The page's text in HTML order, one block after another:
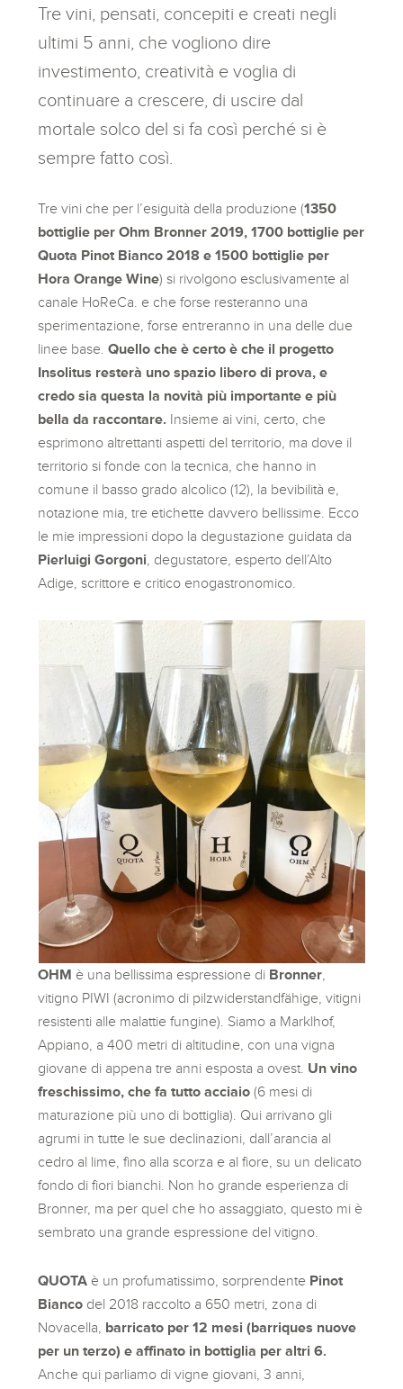
Tre vini, pensati, concepiti e creati negli
ultimi 5 anni, che vogliono dire
investimento, creatività e voglia di
continuare a crescere, di uscire dal
mortale solco del si fa così perché si è
sempre fatto così.
Tre vini che per l’esiguità della produzione (1350
bottiglie per Ohm Bronner 2019, 1700 bottiglie per
Quota Pinot Bianco 2018 e 1500 bottiglie per
Hora Orange Wine) si rivolgono esclusivamente al
canale HoReCa. e che forse resteranno una
sperimentazione, forse entreranno in una delle due
linee base.Quello che è certo è che il progetto
Insolitus resterà uno spazio libero di prova, e
credo sia questa la novità più importante e più
bella da raccontare. Insieme ai vini, certo, che
esprimono altrettanti aspetti del territorio, ma dove il
territorio si fonde con la tecnica, che hanno in
comune il basso grado alcolico (12), la bevibilità e,
notazione mia, tre etichette davvero bellissime. Ecco
le mie impressioni dopo la degustazione guidata da
Pierluigi Gorgoni , degustatore, esperto dell’Alto
Adige, scrittore e critico enogastronomico.
OHM è una bellissima espressione di Bronner
vitigno PIWI (acronimo di pilzwiderstandfähige, vitigni
resistenti alle malattie fungine). Siamo a Marklhof,
Appiano, a 400 metri di altitudine, con una vigna
giovane di appena tre anni esposta a ovest. Un vino
freschissimo, che fa tutto acciaio (6 mesi di
maturazione più uno di bottiglia). Qui arrivano gli
agrumi in tutte le sue declinazioni, dall’arancia al
cedro al lime, fino alla scorza e al fiore, su un delicato
fondo di fiori bianchi. Non ho grande esperienza di
Bronner, ma per quel che ho assaggiato, questo mi è
sembrato una grande espressione del vitigno.
QUOTA è un profumatissimo, sorprendente Pinot
Bianco del 2018 raccolto a 650 metri, zona di
Novacella, barricato per 12 mesi (barriques nuove
per un terzo) e affinato in bottiglia per altri 6.
Anche qui parliamo di vigne giovani, 3 anni,